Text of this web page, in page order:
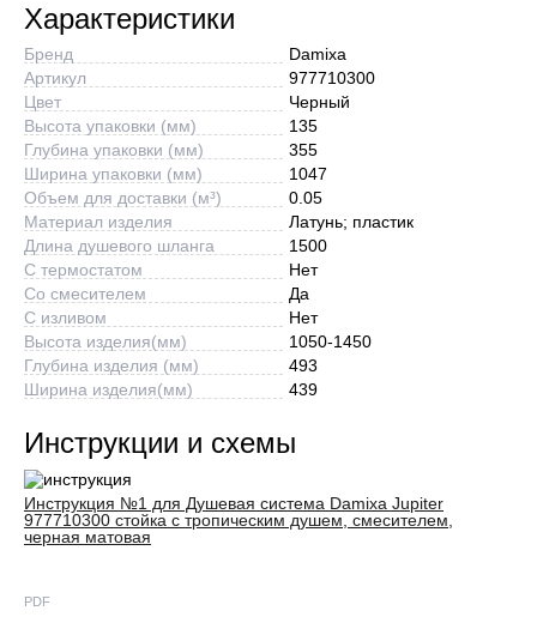
Характеристики
Бренд
Damixa
Артикул
977710300
Цвет
Черный
Высота упаковки (мм)
135
Глубина упаковки (мм)
355
Ширина упаковки (мм)
1047
Объем для доставки (м³)
0.05
Материал изделия
Латунь; пластик
Длина душевого шланга
1500
С термостатом
Нет
Со смесителем
Да
С изливом
Нет
Высота изделия(мм)
1050-1450
Глубина изделия (мм)
493
Ширина изделия(мм)
439
Инструкции и схемы
Инструкция №1 для Душевая система Damixa Jupiter
977710300 стойка с тропическим душем, смесителем,
черная матовая
PDF